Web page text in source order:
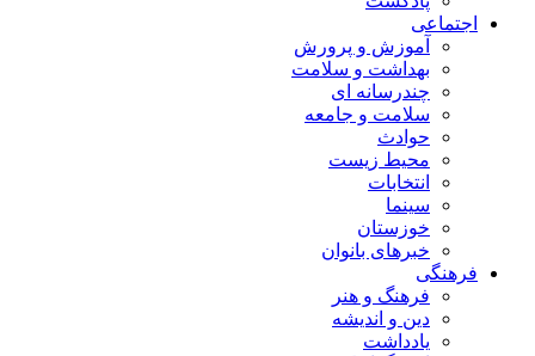
اجتماعی
آموزش و پرورش
بهداشت و سلامت
چندرسانه ای
سلامت و جامعه
حوادث
محیط زیست
انتخابات
سینما
خوزستان
خبرهای بانوان
فرهنگی
فرهنگ و هنر
دین و اندیشه
یادداشت